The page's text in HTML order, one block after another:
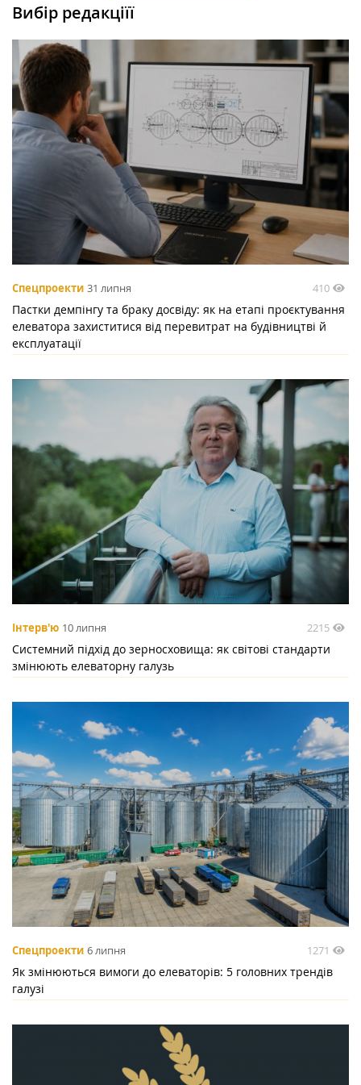
Вибір редакціїї
Спецпроекти 31 липня 410
Пастки демпінгу та браку досвіду: як на етапі проєктування
елеватора захиститися від перевитрат на будівництві й
експлуатації
Інтерв'ю 10 липня 2215
Системний підхід до зерносховища: як світові стандарти
змінюють елеваторну галузь
Спецпроекти 6 липня 1271
Як змінюються вимоги до елеваторів: 5 головних трендів
галузі